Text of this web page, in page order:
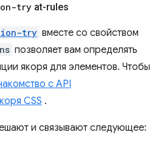
try at-rules
try вместе со свойством
позволяет вам определять
якоря для элементов. Чтобы
с API
CSS .
и связывают следующее: